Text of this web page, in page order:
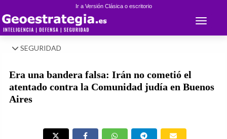
Ir a Versión Clásica o escritorio
Toggle
SEGURIDAD
Era una bandera falsa: Irán no cometió el
atentado contra la Comunidad judía en Buenos
Aires